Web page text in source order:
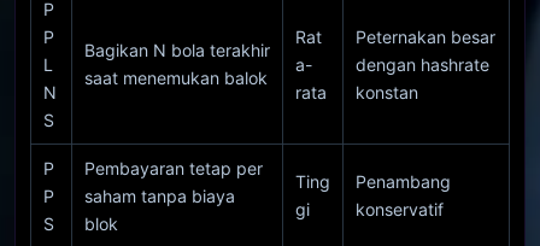
P
P
L
N
S
Bagikan N bola terakhir
saat menemukan balok
Rat
a-
rata
Peternakan besar
dengan hashrate
konstan
P
P
S
Pembayaran tetap per
saham tanpa biaya
blok
Ting
gi
Penambang
konservatif